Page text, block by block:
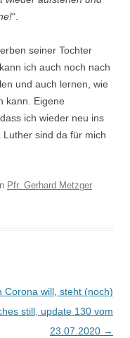
“.
seiner Tochter
ich auch noch nach
und auch lernen, wie
kann. Eigene
ich wieder neu ins
sind da für mich
Pfr. Gerhard Metzger
Corona will, steht (noch)
still, update 130 vom
23.07.2020 →